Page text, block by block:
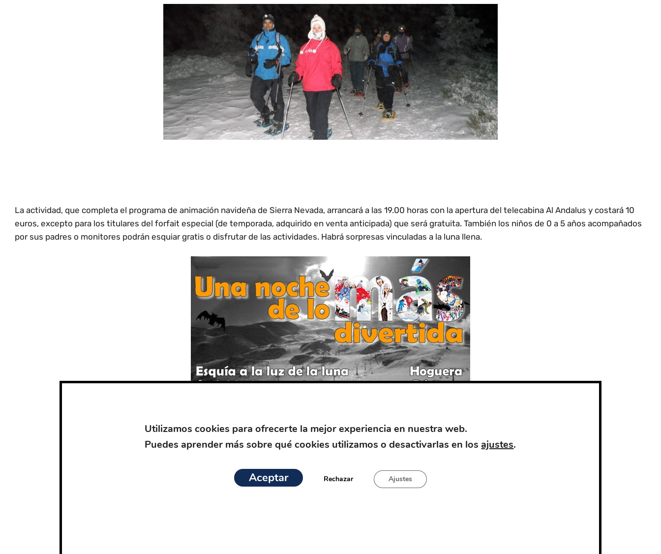
La actividad, que completa el programa de animación navideña de Sierra Nevada, arrancará a las 19.00 horas con la apertura del telecabina Al Andalus y costará 10
euros, excepto para los titulares del forfait especial (de temporada, adquirido en venta anticipada) que será gratuita. También los niños de 0 a 5 años acompañados
por sus padres o monitores podrán esquiar gratis o disfrutar de las actividades. Habrá sorpresas vinculadas a la luna llena.
Utilizamos cookies para ofrecerte la mejor experiencia en nuestra web.
Puedes aprender más sobre qué cookies utilizamos o desactivarlas en los ajustes.
Aceptar Rechazar Ajustes